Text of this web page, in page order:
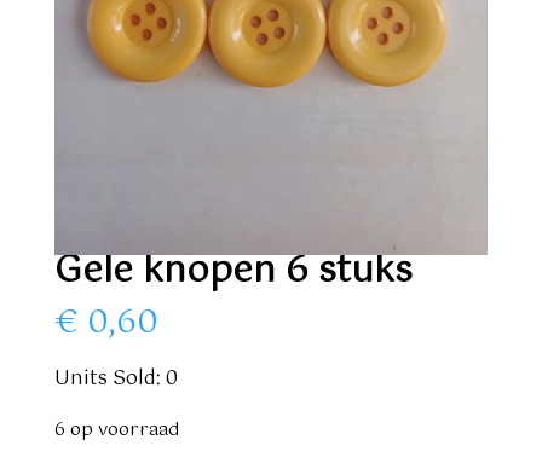
Gele knopen 6 stuks
€ 0,60
Units Sold: 0
6 op voorraad